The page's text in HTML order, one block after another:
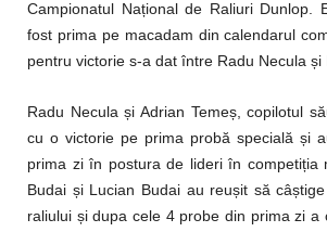
Campionatul Național de Raliuri Dunlop.
fost prima pe macadam din calendarul
pentru victorie s-a dat între Radu Necula și
Radu Necula și Adrian Temeș, copilotul
cu o victorie pe prima probă specială și
prima zi în postura de lideri în competiția
Budai și Lucian Budai au reușit să
raliului și dupa cele 4 probe din prima zi a